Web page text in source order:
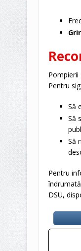
Pentru
Să
Să
Să
Pentru
DSU,